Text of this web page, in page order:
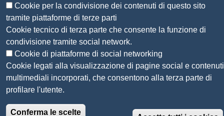
Siti tematici: Maremma e Tirreno Itinerari
© 2026 CAMERA DI COMMERCIO DELLA
MAREMMA E DEL TIRRENO
Cookie per la condivisione dei contenuti di questo sito
tramite piattaforme di terze parti
Cookie tecnico di terza parte che consente la funzione di
condivisione tramite social network.
Cookie di piattaforme di social networking
Cookie legati alla visualizzazione di pagine social e contenuti
multimediali incorporati, che consentono alla terza parte di
profilare l'utente.
Conferma le scelte